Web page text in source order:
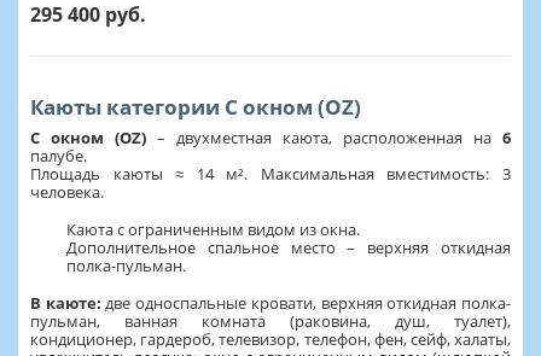
295 400 руб.
Каюты категории С окном (OZ)
С окном (OZ) – двухместная каюта, расположенная на 6
палубе.
Площадь каюты ≈ 14 м². Максимальная вместимость: 3
человека.
Каюта с ограниченным видом из окна.
Дополнительное спальное место – верхняя откидная
полка-пульман.
В каюте: две односпальные кровати, верхняя откидная полка-
пульман, ванная комната (раковина, душ, туалет),
кондиционер, гардероб, телевизор, телефон, фен, сейф, халаты,